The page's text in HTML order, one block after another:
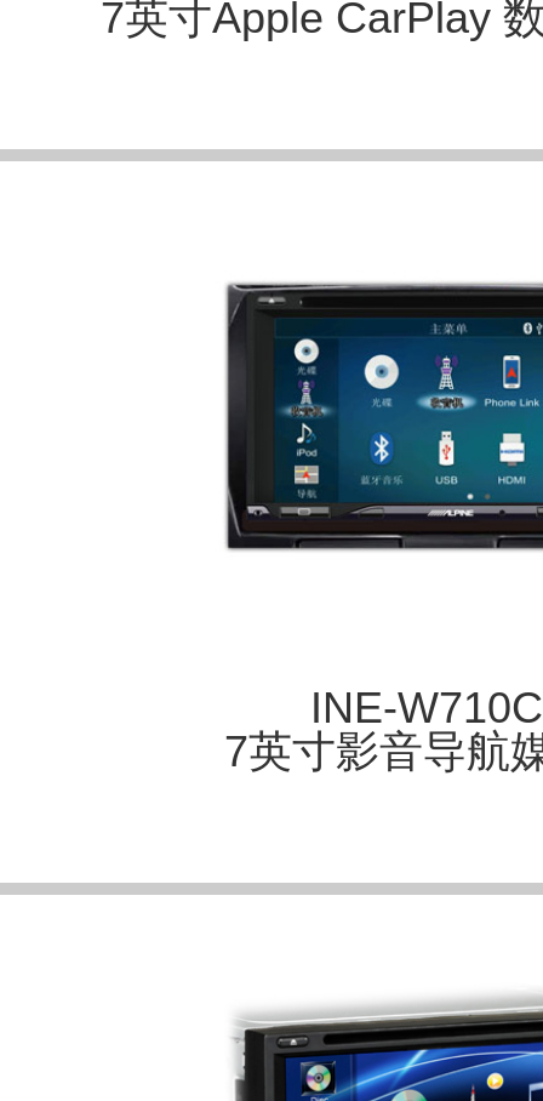
7英寸Apple CarPlay
INE-
7英寸影音导航